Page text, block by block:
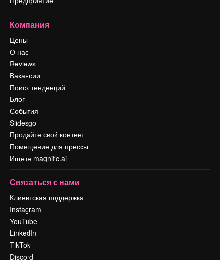
Компания
Цены
О нас
Reviews
Вакансии
Поиск тенденций
Блог
События
Slidesgo
Продайте свой контент
Помещение для прессы
Ищете magnific.ai
Связаться с нами
Клиентская поддержка
Instagram
YouTube
LinkedIn
TikTok
Discord